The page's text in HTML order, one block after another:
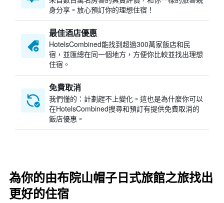
身分享。放心預訂你的理想住宿！
最佳酒店優惠
HotelsCombined​能找到超過300萬家飯店和民
宿，並匯總在同一個地方，方便你比較並找出理想
住宿。
免費取消
我們懂的：計劃趕不上變化。這也是為什麼你可以
在HotelsCombined搜尋和預訂有提供免費取消的
飯店優惠。
為你的由布院山帽子日式旅館之旅找出
更好的住宿